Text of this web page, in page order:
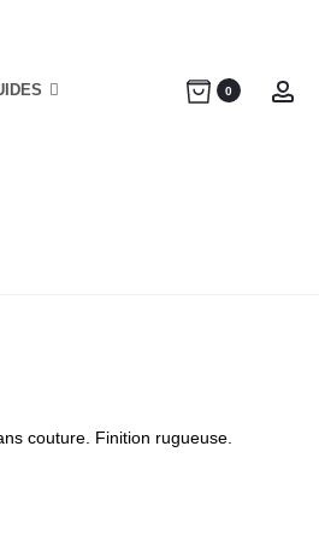
0
couture. Finition rugueuse.